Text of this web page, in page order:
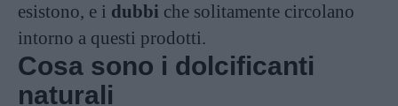
esistono, e i dubbi che solitamente circolano
intorno a questi prodotti.
Cosa sono i dolcificanti
naturali